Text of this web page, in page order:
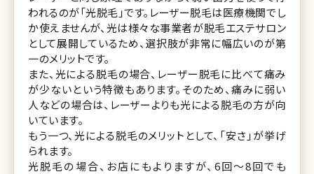
われるのが「光脱毛」です。レーザー脱毛は医療機関でし
か使えませんが、光は様々な事業者が脱毛エステサロン
として展開しているため、選択肢が非常に幅広いのが第
一のメリットです。
また、光による脱毛の場合、レーザー脱毛に比べて痛み
が少ないという特徴もあります。そのため、痛みに弱い
人などの場合は、レーザーよりも光による脱毛の方が向
いています。
もう一つ、光による脱毛のメリットとして、「安さ」が挙げ
られます。
光脱毛の場合、お店にもよりますが、6回～8回でも